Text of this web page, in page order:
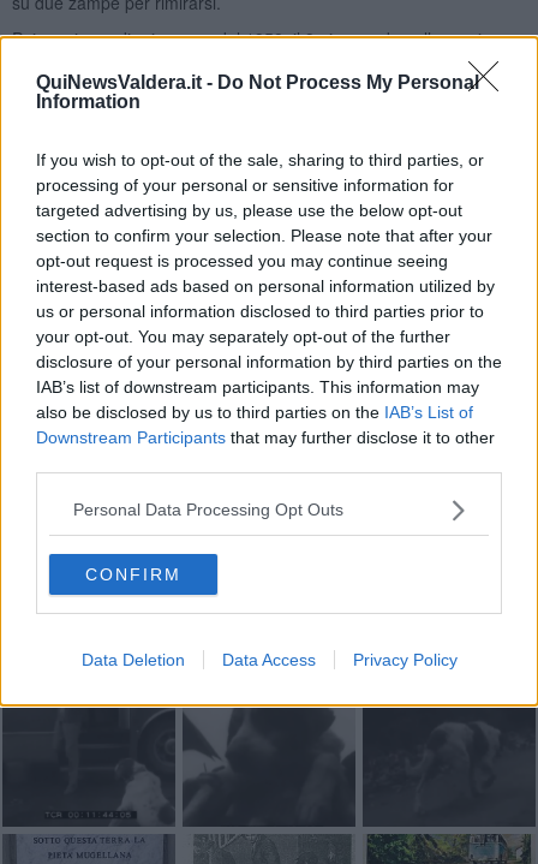
QuiNewsValdera.it - Do Not Process My Personal
Information
If you wish to opt-out of the sale, sharing to third parties, or
processing of your personal or sensitive information for
targeted advertising by us, please use the below opt-out
section to confirm your selection. Please note that after your
opt-out request is processed you may continue seeing
interest-based ads based on personal information utilized by
us or personal information disclosed to third parties prior to
your opt-out. You may separately opt-out of the further
disclosure of your personal information by third parties on the
IAB’s list of downstream participants. This information may
also be disclosed by us to third parties on the IAB’s List of
Downstream Participants that may further disclose it to other
Personal Data Processing Opt Outs
CONFIRM
Data Deletion Data Access Privacy Policy
Poi un giorno di primavera del 1958, il 9 giugno, dopo l’ennesimo
mancato ritorno del suo amico umano Fido la prese lui, la corriera:
quella celeste, che lo riportò dal suo Carlo. Ora eternamente
inseparabili. La notizia della morte del cane percorse cronache
La statua in maiolica si ruppe, e fu sostituita con una copia in
bronzo che resiste ancora. Sempre lì: in piazza Dante, a Borgo San
Lorenzo.L’Hachiko d’Italia abita qui.
Monica Nocciolini
Se vuoi leggere le notizie principali della Toscana iscriviti alla
Newsletter QUInews - ToscanaMedia.Arriva gratis tutti i giorni
alle 20:00 direttamente nella tua casella di posta.
Fotogallery